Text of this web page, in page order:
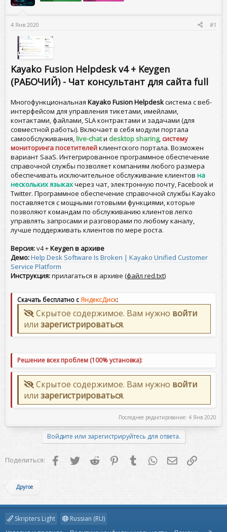
4 Янв 2020 #1
Kayako Fusion Helpdesk v4 + Keygen
(РАБОЧИЙ) - Чат консультант для сайта full
Многофункциональная Kayako Fusion Helpdeskсистема с веб-
интерфейсом для управления тикетами, имейлами,
контактами, файлами, SLA контрактами и задачами (для
совместной работы). Включает в себя модули портала
самообслуживания,live-chatи desktop sharing, систему
мониторинга посетителейклиентского портала. Возможен
вариант SaaS. Интегрированное программное обеспечение
справочной службы позволяет компаниям любого размера
обеспечивать исключительное обслуживание клиентов на
нескольких языкахчерез чат, электронную почту, Facebook и
Twitter. Программное обеспечение справочной службы Kayako
поставляется с мощными готовыми функциями, которые
позволяют командам по обслуживанию клиентов легко
управлять запросами и разговорами по любому каналу,
лучше поддерживать клиентов по мере роста.
Версия:v4 +Keygen в архиве
Демо:Help Desk Software Is Broken | Kayako Unified Customer
Service Platform
Инструкция:прилагаться в архиве (файл red.txt)
Скачать бесплатно сЯндексДиск:
Скрытое содержимое. Вам нужно войти
или зарегистрироваться.
Решение всех проблем (100% установка):
Скрытое содержимое. Вам нужно войти
или зарегистрироваться.
Последнее редактирование: 4 Янв 2020
Войдите или зарегистрируйтесь для ответа.
Поделиться: FacebookTwitter Reddit PinterestTumblr WhatsAppЭлектронная
Другое
Skripters Light
Russian (RU)